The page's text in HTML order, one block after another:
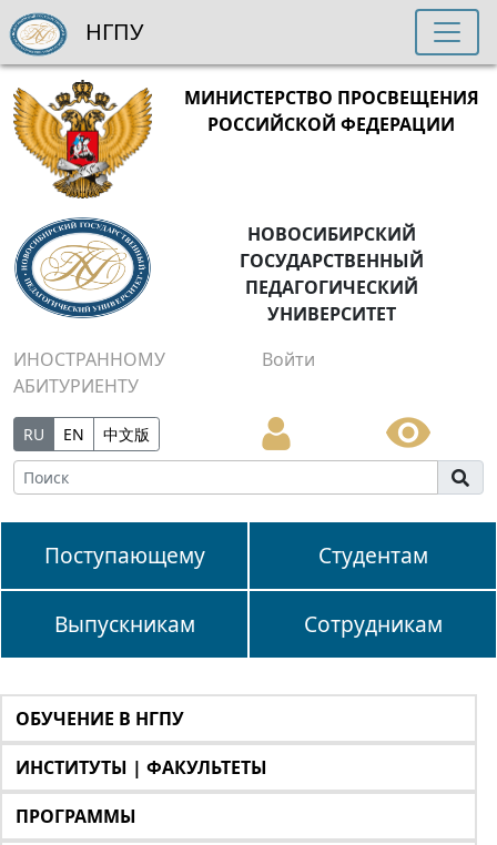
МИНИСТЕРСТВО ПРОСВЕЩЕНИЯ
РОССИЙСКОЙ ФЕДЕРАЦИИ
НОВОСИБИРСКИЙ
ГОСУДАРСТВЕННЫЙ
ПЕДАГОГИЧЕСКИЙ
УНИВЕРСИТЕТ
ИНОСТРАННОМУ
АБИТУРИЕНТУ
Войти
RU EN 中文版
Поступающему Студентам
Выпускникам Сотрудникам
НГПУ
ОБУЧЕНИЕ В НГПУ
ИНСТИТУТЫ | ФАКУЛЬТЕТЫ
ПРОГРАММЫ